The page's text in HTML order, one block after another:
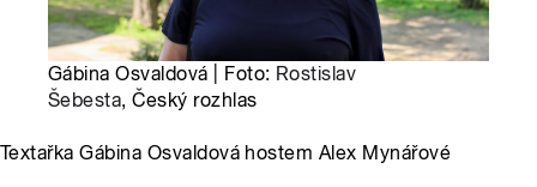
Gábina Osvaldová | Foto: Rostislav
Šebesta, Český rozhlas
Textařka Gábina Osvaldová hostem Alex Mynářové